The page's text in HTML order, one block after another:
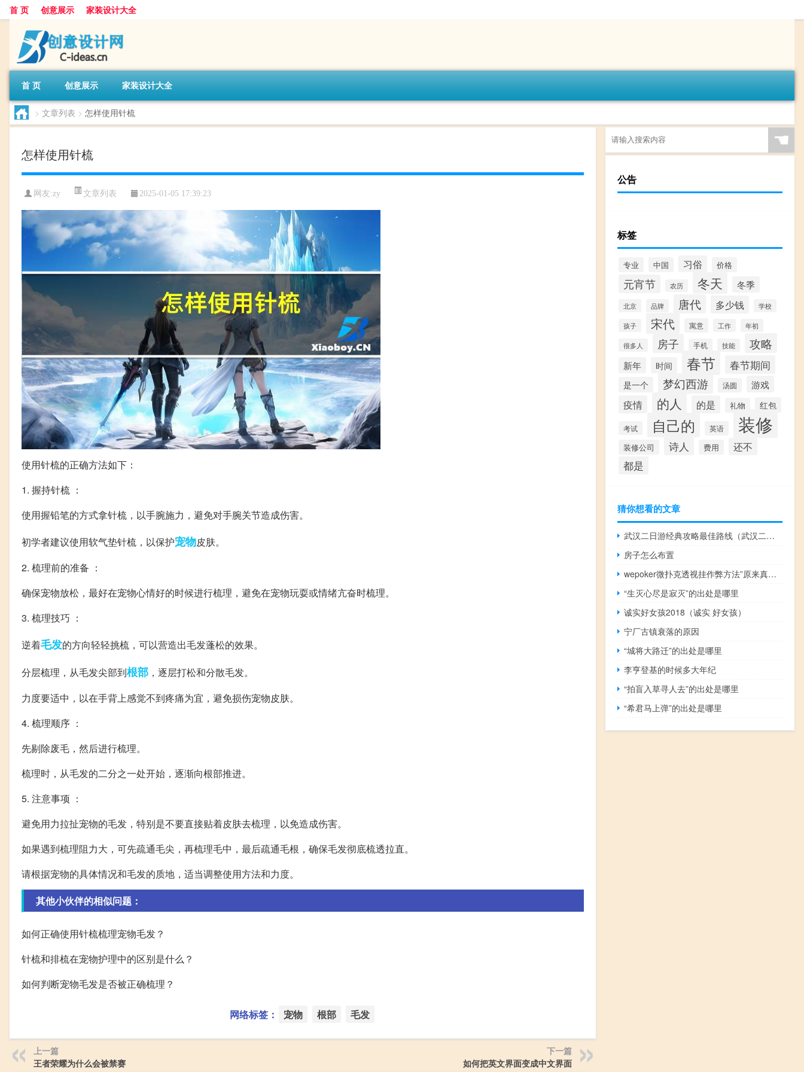
首 页 创意展示 家装设计大全
首 页 创意展示 家装设计大全
> 文章列表 > 怎样使用针梳
怎样使用针梳
网友:zy 文章列表 2025-01-05 17:39:23
使用针梳的正确方法如下：
1. 握持针梳 ：
使用握铅笔的方式拿针梳，以手腕施力，避免对手腕关节造成伤害。
初学者建议使用软气垫针梳，以保护宠物皮肤。
2. 梳理前的准备 ：
确保宠物放松，最好在宠物心情好的时候进行梳理，避免在宠物玩耍或情绪亢奋时梳理。
3. 梳理技巧 ：
逆着毛发的方向轻轻挑梳，可以营造出毛发蓬松的效果。
分层梳理，从毛发尖部到根部 ，逐层打松和分散毛发。
力度要适中，以在手背上感觉不到疼痛为宜，避免损伤宠物皮肤。
4. 梳理顺序 ：
先剔除废毛，然后进行梳理。
梳理时，从毛发的二分之一处开始，逐渐向根部推进。
5. 注意事项 ：
避免用力拉扯宠物的毛发，特别是不要直接贴着皮肤去梳理，以免造成伤害。
如果遇到梳理阻力大，可先疏通毛尖，再梳理毛中，最后疏通毛根，确保毛发彻底梳透拉直。
请根据宠物的具体情况和毛发的质地，适当调整使用方法和力度。
其他小伙伴的相似问题：
如何正确使用针梳梳理宠物毛发？
针梳和排梳在宠物护理中的区别是什么？
如何判断宠物毛发是否被正确梳理？
网络标签： 宠物 根部 毛发
上一篇
王者荣耀为什么会被禁赛
下一篇
如何把英文界面变成中文界面
☚
公告
标签
专业 中国 习俗 价格
元宵节 农历 冬天 冬季
北京 品牌 唐代 多少钱 学校
孩子 宋代 寓意 工作 年初
很多人 房子 手机 技能 攻略
新年 时间 春节 春节期间
是一个 梦幻西游 汤圆 游戏
疫情 的人 的是 礼物 红包
考试 自己的 英语 装修
装修公司 诗人 费用 还不
都是
猜你想看的文章
武汉二日游经典攻略最佳路线（武汉二日游经典线路）
房子怎么布置
wepoker微扑克透视挂作弊方法”原来真可以开挂
“生灭心尽是寂灭”的出处是哪里
诚实好女孩2018（诚实 好女孩）
宁厂古镇衰落的原因
“城将大路迁”的出处是哪里
李亨登基的时候多大年纪
“拍盲入草寻人去”的出处是哪里
“希君马上弹”的出处是哪里